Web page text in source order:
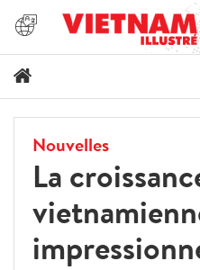
Nouvelles
La